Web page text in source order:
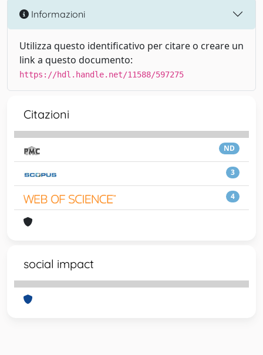
Informazioni
Utilizza questo identificativo per citare o creare un
link a questo documento:
https://hdl.handle.net/11588/597275
Citazioni
ND
3
4
social impact